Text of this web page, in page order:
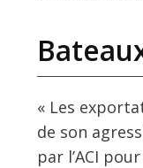
« Les
de son
par l’ACI